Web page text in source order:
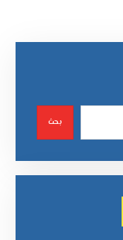
بحث